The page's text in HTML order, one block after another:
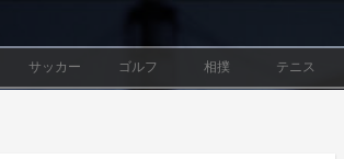
サッカー ゴルフ 相撲 テニス